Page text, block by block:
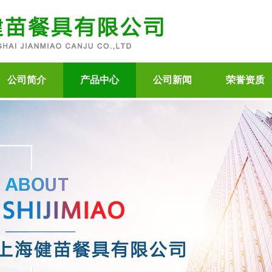
公司简介 产品中心 公司新闻 荣誉资质